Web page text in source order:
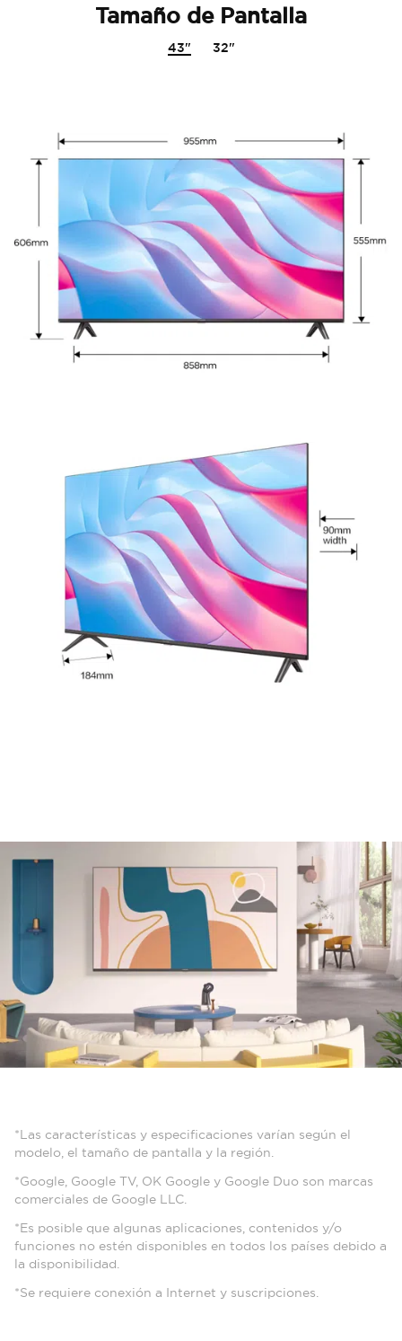
Tamaño de Pantalla
43" 32"
*Las características y especificaciones varían según el
modelo, el tamaño de pantalla y la región.
*Google, Google TV, OK Google y Google Duo son marcas
comerciales de Google LLC.
*Es posible que algunas aplicaciones, contenidos y/o
funciones no estén disponibles en todos los países debido a
la disponibilidad.
*Se requiere conexión a Internet y suscripciones.